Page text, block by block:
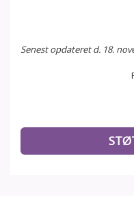
Senest opdateret d. 18.